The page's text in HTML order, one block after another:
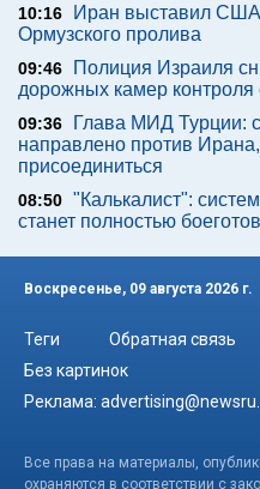
10:16
Иран выставил США
Ормузского пролива
09:46
Полиция Израиля
дорожных камер контроля
09:36
Глава МИД Турции:
направлено против
присоединиться
08:50 "Калькалист":
станет полностью
Воскресенье, 09 августа 2026 г.
Теги Обратная связь
Без картинок
Реклама:
Все права на материалы,
охраняются в соответствии с